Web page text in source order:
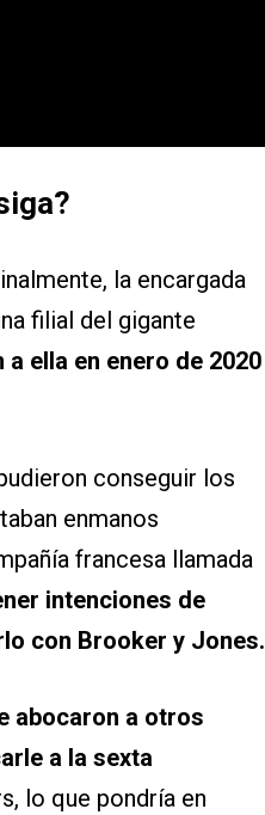
la encargada
filial del gigante
a ella en enero de 2020
conseguir los
enmanos
francesa llamada
intenciones de
con Brooker y Jones.
abocaron a otros
a la sexta
lo que pondría en